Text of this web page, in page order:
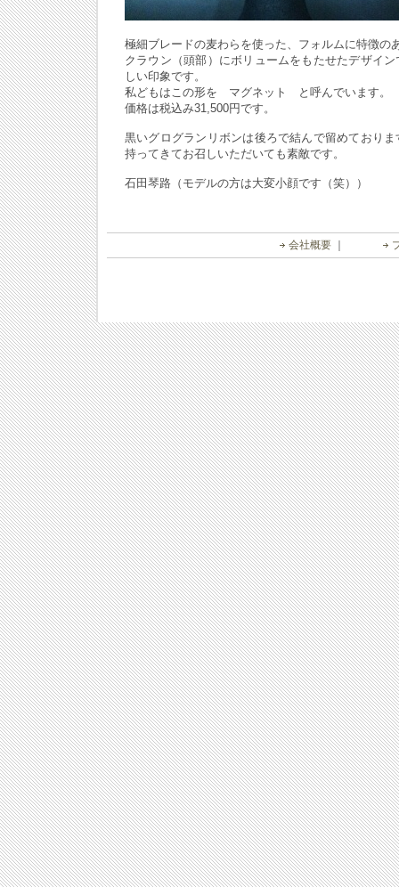
極細ブレードの麦わらを使った、フォルムに特徴の
クラウン（頭部）にボリュームをもたせたデザイ
しい印象です。
私どもはこの形を マグネット と呼んでいます。
価格は税込み31,500円です。
黒いグログランリボンは後ろで結んで留めており
持ってきてお召しいただいても素敵です。
石田琴路（モデルの方は大変小顔です（笑））
会社概要